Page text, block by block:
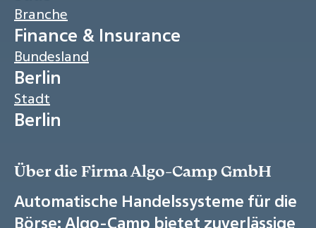
Branche
Finance & Insurance
Bundesland
Berlin
Stadt
Berlin
Über die Firma Algo-Camp GmbH
Automatische Handelssysteme für die
Börse: Algo-Camp bietet zuverlässige